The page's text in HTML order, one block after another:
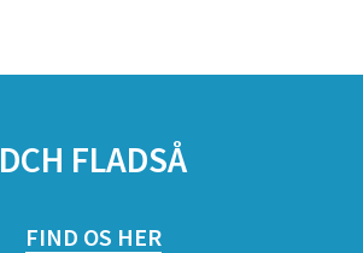
DCH FLADSÅ
FIND OS HER